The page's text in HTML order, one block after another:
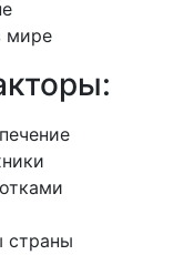
мире
страны